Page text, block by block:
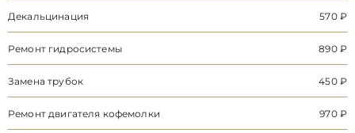
Декальцинация 570 ₽
Ремонт гидросистемы 890 ₽
Замена трубок 450 ₽
Ремонт двигателя кофемолки 970 ₽